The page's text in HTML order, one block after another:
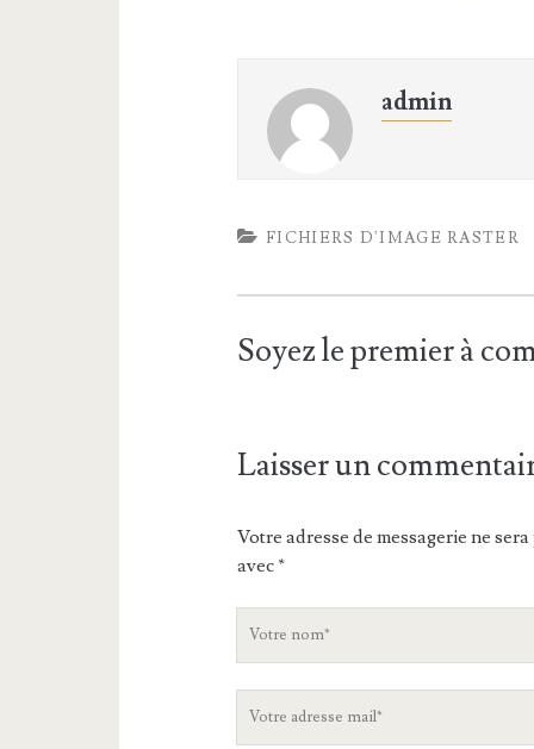
admin
FICHIERS D'IMAGE RASTER
Soyez le premier à
Laisser un
Votre adresse de messagerie ne
avec*
V
V